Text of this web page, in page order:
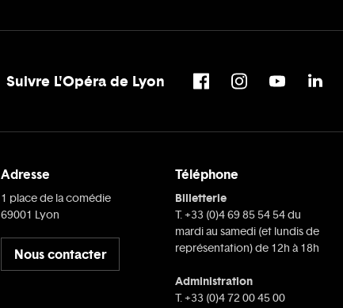
Suivre L'Opéra de Lyon
Adresse
1 place de la comédie
69001 Lyon
Nous contacter
Téléphone
Billetterie
T. +33 (0)4 69 85 54 54 du
mardi au samedi (et lundis de
représentation) de 12h à 18h
Administration
T. +33 (0)4 72 00 45 00